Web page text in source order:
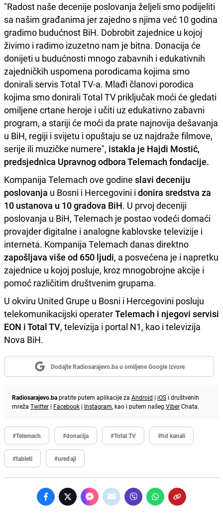
"Radost naše decenije poslovanja željeli smo podijeliti
sa našim građanima jer zajedno s njima već 10 godina
gradimo budućnost BiH. Dobrobit zajednice u kojoj
živimo i radimo izuzetno nam je bitna. Donacija će
donijeti u budućnosti mnogo zabavnih i edukativnih
zajedničkih uspomena porodicama kojima smo
donirali servis Total TV-a. Mlađi članovi porodica
kojima smo donirali Total TV priključak moći će gledati
omiljene crtane heroje i učiti uz edukativno zabavni
program, a stariji će moći da prate najnovija dešavanja
u BiH, regiji i svijetu i opuštaju se uz najdraže filmove,
serije ili muzičke numere", istakla je Hajdi Mostić,
predsjednica Upravnog odbora Telemach fondacije.
Kompanija Telemach ove godine slavi deceniju
poslovanja u Bosni i Hercegovini i donira sredstva za
10 ustanova u 10 gradova BiH. U prvoj deceniji
poslovanja u BiH, Telemach je postao vodeći domaći
provajder digitalne i analogne kablovske televizije i
interneta. Kompanija Telemach danas direktno
zapošljava više od 650 ljudi, a posvećena je i napretku
zajednice u kojoj posluje, kroz mnogobrojne akcije i
pomoć različitim društvenim grupama.
U okviru United Grupe u Bosni i Hercegovini posluju
telekomunikacijski operaterTelemach i njegovi servisi
EON i Total TV, televizija i portal N1, kao i televizija
Nova BiH.
Dodajte Radiosarajevo.ba u omiljene Google izvore
Radiosarajevo.bapratite putem aplikacije za Android | iOS i društvenih
mreža Twitter | Facebook | Instagram, kao i putem našeg ViberChata.
#Telemach #donacija #Total TV #hd kanali
#tableti #uređaji